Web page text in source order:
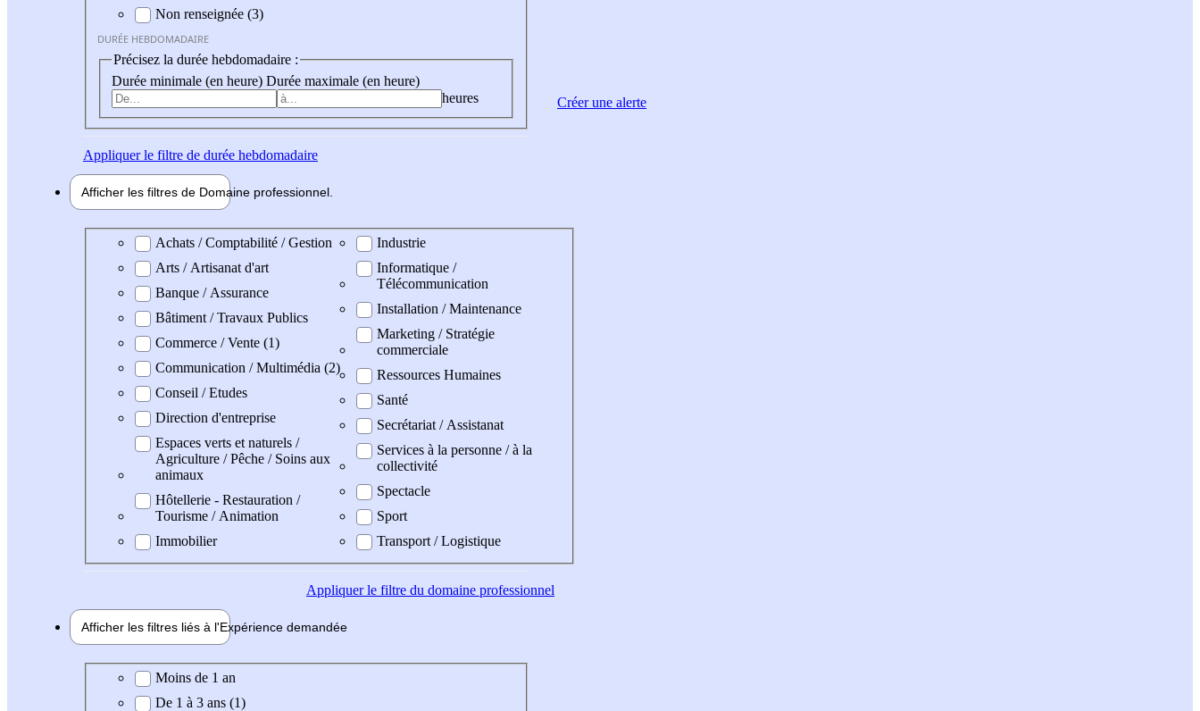
Non renseignée (3)
DURÉE HEBDOMADAIRE
Précisez la durée hebdomadaire :
Durée minimale (en heure) Durée maximale (en heure)
heures
Appliquerle filtre de durée hebdomadaire
Afficher les filtres de Domaine professionnel
Domaine professionel
Achats / Comptabilité / Gestion
Arts / Artisanat d'art
Banque / Assurance
Bâtiment / Travaux Publics
Commerce / Vente (1)
Communication / Multimédia (2)
Conseil / Etudes
Direction d'entreprise
Espaces verts et naturels /
Agriculture / Pêche / Soins aux
animaux
Hôtellerie - Restauration /
Tourisme / Animation
Immobilier
Industrie
Informatique /
Télécommunication
Installation / Maintenance
Marketing / Stratégie
commerciale
Ressources Humaines
Santé
Secrétariat / Assistanat
Services à la personne / à la
collectivité
Spectacle
Sport
Transport / Logistique
Appliquerle filtre du domaine professionnel
Afficher les filtres liés à l'Expérience demandée
Expérience demandée
Moins de 1 an
De 1 à 3 ans (1)
Créer une alerte